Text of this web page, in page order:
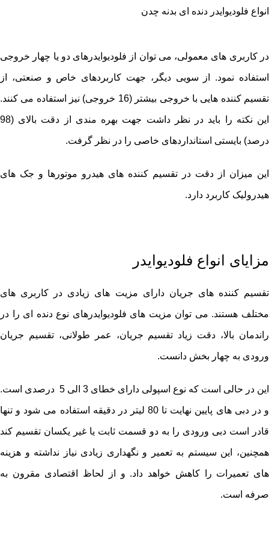
انواع فلودیوایدر دنده ای بدنه چدن
در کاربری های معمولی، می توان از فلودیوایدرهای دو یا چهار خروجی
استفاده نمود. از سویی دیگر، جهت کاربردهای خاص و صنعتی، از
تقسیم کننده هایی با خروجی بیشتر (16 خروجی) نیز استفاده می کنند.
این نکته را باید در نظر داشت جهت بهره مندی از دقت بالای (98
درصد) بایستی استانداردهای خاصی را در نظر گرفت.
این میزان از دقت در تقسیم کننده های هیدرو موتورها و جک های
هیدرولیک کاربرد دارد.
مزایای انواع فلودیوایدر
تقسیم کننده های جریان دارای مزیت های زیادی در کاربری های
مختلف هستند. می توان مزیت های فلودیوایدرهای نوع دنده ای را در
راندمان بالا، دقت زیاد تقسیم جریان، عمر طولانی، تقسیم جریان
ورودی به چهار بخش دانست.
این در حالی است که نوع اسپولی دارای خطای 3 الی 5 درصدی است.
و در دبی های پایین نهایت تا 80 لیتر در دقیقه استفاده می شود و تنها
قادر است دبی ورودی را به دو قسمت ثابت یا غیر یکسان تقسیم کند
همچنین، این سیستم به تعمیر و نگهداری زیادی نیاز نداشته و هزینه
های تعمیرات را کاهش خواهد داد. و از لحاظ اقتصادی مقرون به
صرفه است.